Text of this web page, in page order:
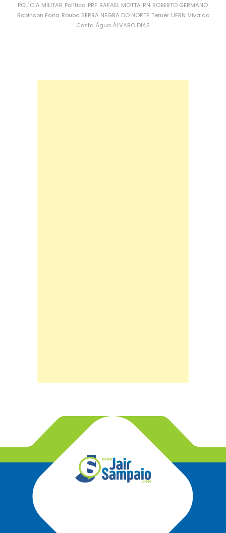
POLÍCIA MILITAR Política PRF RAFAEL MOTTA RN ROBERTO GERMANO
Robinson Faria Roubo SERRA NEGRA DO NORTE Temer UFRN Vivaldo
Costa Água ÁLVARO DIAS